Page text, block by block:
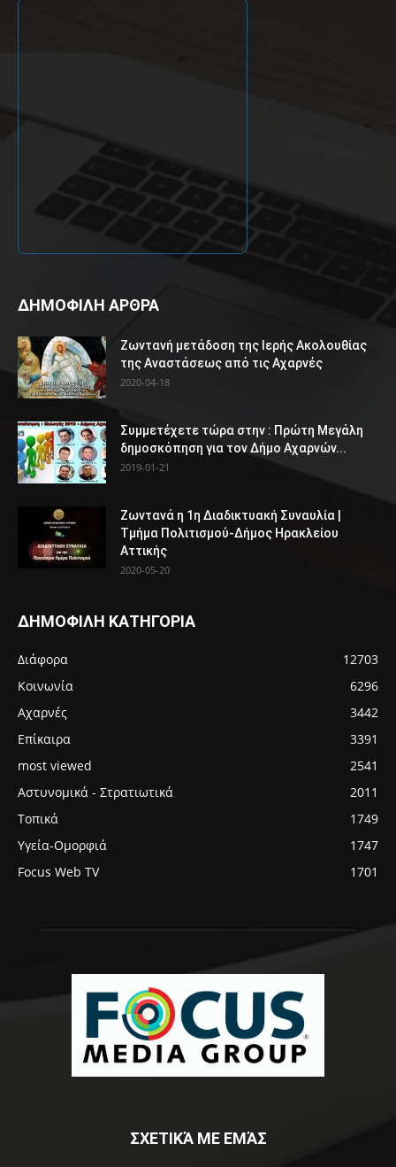
ΔΗΜΟΦΙΛΗ ΑΡΘΡΑ
Ζωντανή μετάδοση της Ιερής Ακολουθίας
της Αναστάσεως από τις Αχαρνές
2020-04-18
Συμμετέχετε τώρα στην : Πρώτη Μεγάλη
δημοσκόπηση για τον Δήμο Αχαρνών...
2019-01-21
Ζωντανά η 1η Διαδικτυακή Συναυλία |
Τμήμα Πολιτισμού-Δήμος Ηρακλείου
Αττικής
2020-05-20
ΔΗΜΟΦΙΛΗ ΚΑΤΗΓΟΡΙΑ
Διάφορα
12703
Κοινωνία
6296
Αχαρνές
3442
Επίκαιρα
3391
most viewed
2541
Αστυνομικά - Στρατιωτικά
2011
Τοπικά
1749
Υγεία-Ομορφιά
1747
Focus Web TV
1701
ΣΧΕΤΙΚΆ ΜΕ ΕΜΆΣ